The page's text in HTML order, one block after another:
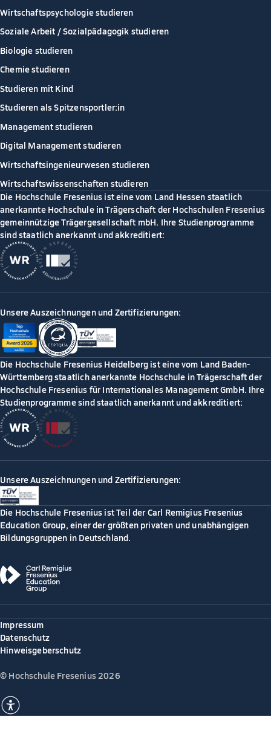
Wirtschaftspsychologie studieren
Soziale Arbeit / Sozialpädagogik studieren
Biologie studieren
Chemie studieren
Studieren mit Kind
Studieren als Spitzensportler:in
Management studieren
Digital Management studieren
Wirtschaftsingenieurwesen studieren
Wirtschaftswissenschaften studieren
Die Hochschule Fresenius ist eine vom Land Hessen staatlich
anerkannte Hochschule in Trägerschaft der Hochschulen Fresenius
gemeinnützige Trägergesellschaft mbH. Ihre Studienprogramme
sind staatlich anerkannt und akkreditiert:
Unsere Auszeichnungen und Zertifizierungen:
Die Hochschule Fresenius Heidelberg ist eine vom Land Baden-
Württemberg staatlich anerkannte Hochschule in Trägerschaft der
Hochschule Fresenius für Internationales Management GmbH. Ihre
Studienprogramme sind staatlich anerkannt und akkreditiert:
Unsere Auszeichnungen und Zertifizierungen:
Die Hochschule Fresenius ist Teil der Carl Remigius Fresenius
Education Group, einer der größten privaten und unabhängigen
Bildungsgruppen in Deutschland.
Impressum
Datenschutz
Hinweisgeberschutz
© Hochschule Fresenius 2026